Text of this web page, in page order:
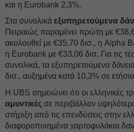
και η Eurobank 2,3%.
Στα συνολικά εξυπηρετούμενα
Πειραιώς παραμένει πρώτη με
ακολουθεί με €35,70 δισ., η Alpha
η Eurobank με €33,06 δισ. Για τις
συνολικά, τα εξυπηρετούμενα
δισ., αυξημένα κατά 10,3% σε
Η UBS σημειώνει ότι οι ελληνικές
αμυντικές σε περιβάλλον
στήριξη από τις επενδύσεις στην
διαφοροποιημένα χαρτοφυλάκια